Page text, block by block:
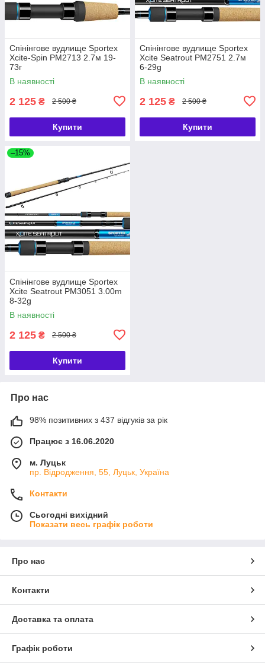
Спінінгове вудлище Sportex
Xcite-Spin PM2713 2.7м 19-
73г
В наявності
2 125 ₴ 2 500 ₴
Купити
Спінінгове вудлище Sportex
Xcite Seatrout PM2751 2.7м
6-29g
В наявності
2 125 ₴ 2 500 ₴
Купити
–15%
Спінінгове вудлище Sportex
Xcite Seatrout PM3051 3.00m
8-32g
В наявності
2 125 ₴ 2 500 ₴
Купити
Про нас
98% позитивних з 437 відгуків за рік
Працює з 16.06.2020
м. Луцьк
пр. Відродження, 55, Луцьк, Україна
Контакти
Сьогодні вихідний
Показати весь графік роботи
Про нас
Контакти
Доставка та оплата
Графік роботи